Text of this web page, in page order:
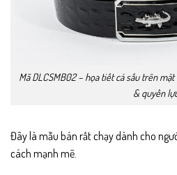
Mã DLCSMB02 – họa tiết cá sấu trên
& quyền
Đây là mẫu bán rất chạy dành cho
cách mạnh mẽ.